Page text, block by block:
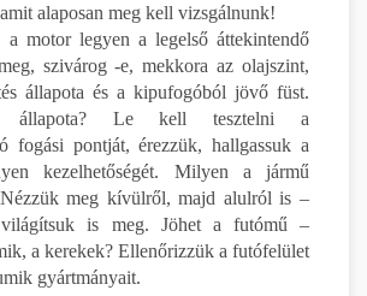
alaposan meg kell vizsgálnunk!
motor legyen a legelső áttekintendő
szivárog -e, mekkora az olajszint,
állapota és a kipufogóból jövő füst.
állapota? Le kell tesztelni a
fogási pontját, érezzük, hallgassuk a
kezelhetőségét. Milyen a jármű
Nézzük meg kívülről, majd alulról is –
is meg. Jöhet a futómű –
a kerekek? Ellenőrizzük a futófelület
gyártmányait.